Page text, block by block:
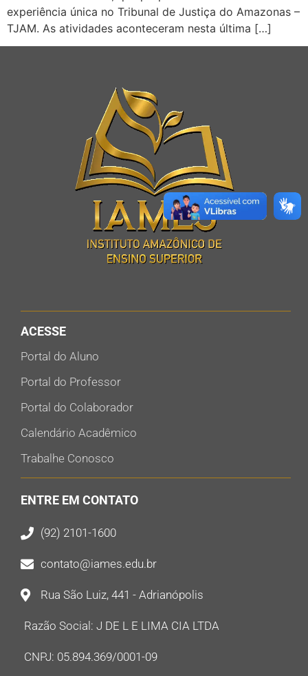
experiência única no Tribunal de Justiça do Amazonas –
TJAM. As atividades aconteceram nesta última […]
ACESSE
Portal do Aluno
Portal do Professor
Portal do Colaborador
Calendário Acadêmico
Trabalhe Conosco
ENTRE EM CONTATO
(92) 2101-1600
contato@iames.edu.br
Rua São Luiz, 441 - Adrianópolis
Razão Social: J DE L E LIMA CIA LTDA
CNPJ: 05.894.369/0001-09